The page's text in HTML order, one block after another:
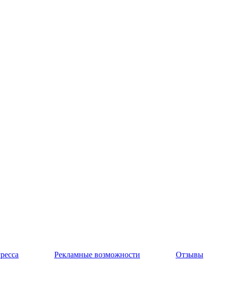
Рекламные возможности Отзывы